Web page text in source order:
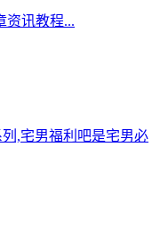
资讯教程...
,宅男福利吧是宅男必